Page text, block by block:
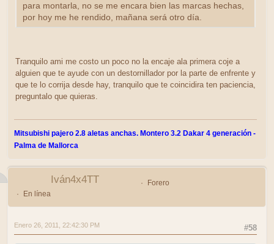
para montarla, no se me encara bien las marcas hechas,
por hoy me he rendido, mañana será otro día.
Tranquilo ami me costo un poco no la encaje ala primera coje a
alguien que te ayude con un destornillador por la parte de enfrente y
que te lo corrija desde hay, tranquilo que te coincidira ten paciencia,
preguntalo que quieras.
Mitsubishi pajero 2.8 aletas anchas. Montero 3.2 Dakar 4 generación -
Palma de Mallorca
Iván4x4TT
Forero
En línea
#58
Enero 26, 2011, 22:42:30 PM